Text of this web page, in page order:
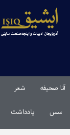
آنا صحیفه شعر
سس یادداشت